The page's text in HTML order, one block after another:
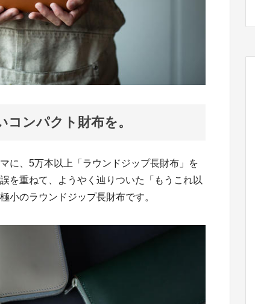
ンパクト財布を。
に、5万本以上「ラウンドジップ長財布」を
を重ねて、ようやく辿りついた「もうこれ以
小のラウンドジップ長財布です。